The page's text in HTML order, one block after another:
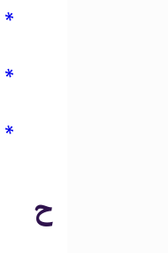
ح